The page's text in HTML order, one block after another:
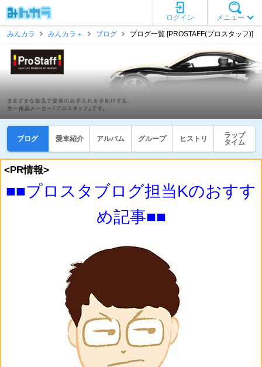
メニュー
ログイン
みんカラ
みんカラ＋ ブログ ブログ一覧 [PROSTAFF(プロスタッフ)]
ブログ 愛車紹介 アルバム グループ ヒストリ
ラップ
タイム
<PR情報>
■■プロスタブログ担当Kのおすす
め記事■■